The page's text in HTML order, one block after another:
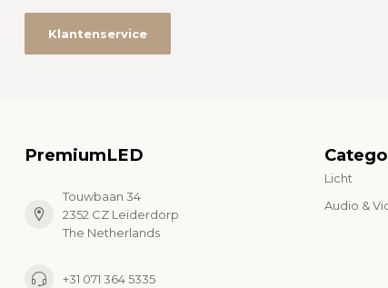
Klantenservice
PremiumLED
Touwbaan 34
2352 CZ Leiderdorp
The Netherlands
+31 071 364 5335
Licht
Audio &